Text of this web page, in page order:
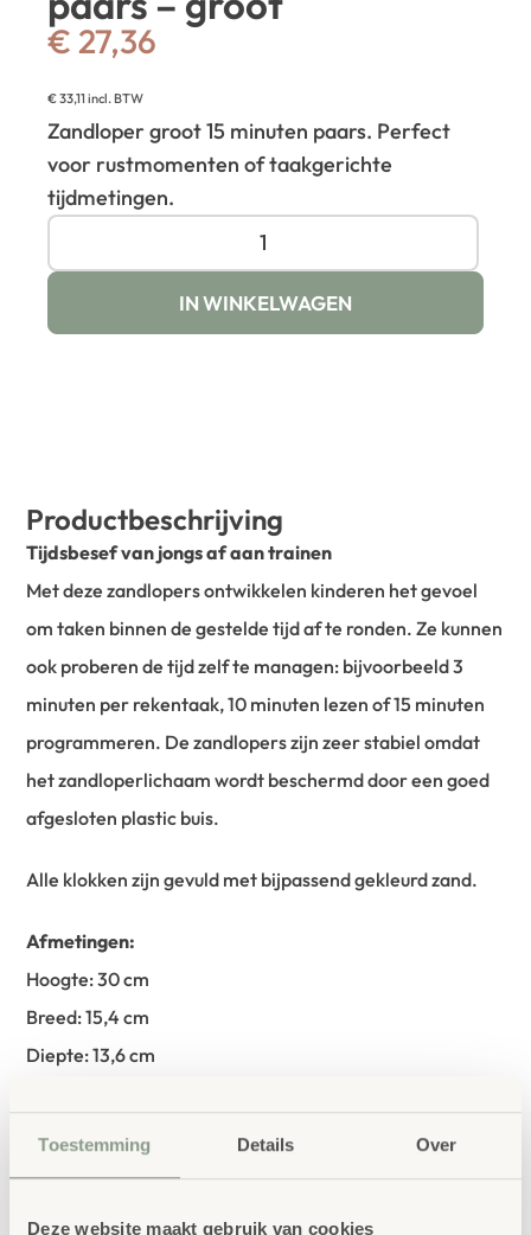
Toestemming Details Over
Deze website maakt gebruik van cookies
€ 27,36
€33,11 incl. BTW
Zandloper groot 15 minuten paars. Perfect
voor rustmomenten of taakgerichte
tijdmetingen.
IN WINKELWAGEN
Productbeschrijving
Tijdsbesef van jongs af aan trainen
Met deze zandlopers ontwikkelen kinderen het gevoel
om taken binnen de gestelde tijd af te ronden. Ze kunnen
ook proberen de tijd zelf te managen: bijvoorbeeld 3
minuten per rekentaak, 10 minuten lezen of 15 minuten
programmeren. De zandlopers zijn zeer stabiel omdat
het zandloperlichaam wordt beschermd door een goed
afgesloten plastic buis.
Alle klokken zijn gevuld met bijpassend gekleurd zand.
Afmetingen:
Hoogte: 30 cm
Breed: 15,4 cm
Diepte: 13,6 cm
Vertrouwdbestellen bij School